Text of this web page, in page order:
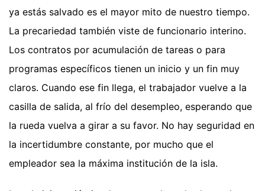
ya estás salvado es el mayor mito de nuestro tiempo.
La precariedad también viste de funcionario interino.
Los contratos por acumulación de tareas o para
programas específicos tienen un inicio y un fin muy
claros. Cuando ese fin llega, el trabajador vuelve a la
casilla de salida, al frío del desempleo, esperando que
la rueda vuelva a girar a su favor. No hay seguridad en
la incertidumbre constante, por mucho que el
empleador sea la máxima institución de la isla.